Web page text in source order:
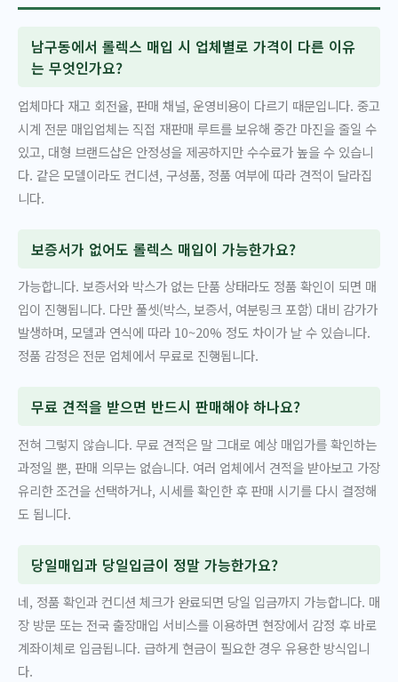
남구동에서 롤렉스 매입 시 업체별로 가격이 다른 이유
는 무엇인가요?
업체마다 재고 회전율, 판매 채널, 운영비용이 다르기 때문입니다. 중고
시계 전문 매입업체는 직접 재판매 루트를 보유해 중간 마진을 줄일 수
있고, 대형 브랜드샵은 안정성을 제공하지만 수수료가 높을 수 있습니
다. 같은 모델이라도 컨디션, 구성품, 정품 여부에 따라 견적이 달라집
니다.
보증서가 없어도 롤렉스 매입이 가능한가요?
가능합니다. 보증서와 박스가 없는 단품 상태라도 정품 확인이 되면 매
입이 진행됩니다. 다만 풀셋(박스, 보증서, 여분링크 포함) 대비 감가가
발생하며, 모델과 연식에 따라 10~20% 정도 차이가 날 수 있습니다.
정품 감정은 전문 업체에서 무료로 진행됩니다.
무료 견적을 받으면 반드시 판매해야 하나요?
전혀 그렇지 않습니다. 무료 견적은 말 그대로 예상 매입가를 확인하는
과정일 뿐, 판매 의무는 없습니다. 여러 업체에서 견적을 받아보고 가장
유리한 조건을 선택하거나, 시세를 확인한 후 판매 시기를 다시 결정해
도 됩니다.
당일매입과 당일입금이 정말 가능한가요?
네, 정품 확인과 컨디션 체크가 완료되면 당일 입금까지 가능합니다. 매
장 방문 또는 전국 출장매입 서비스를 이용하면 현장에서 감정 후 바로
계좌이체로 입금됩니다. 급하게 현금이 필요한 경우 유용한 방식입니
다.